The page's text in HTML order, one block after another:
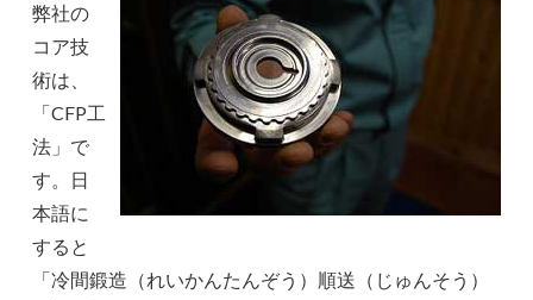
弊社の
コア技
術は、
「CFP工
法」で
す。日
本語に
すると
「冷間鍛造（れいかんたんぞう）順送（じゅんそう）